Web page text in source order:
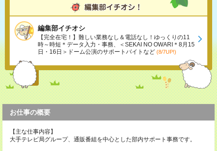
編集部イチオシ
【完全在宅！】難しい業務なし＆電話なし！ゆっくりの11
時～時短＊データ入力・事務、＜SEKAI NO OWARI＊8月15
日・16日＞ドーム公演のサポートバイトなど (8/7UP!)
お仕事の概要
【主な仕事内容】
大手テレビ局グループ、通販番組を中心とした部内サポート事務です。